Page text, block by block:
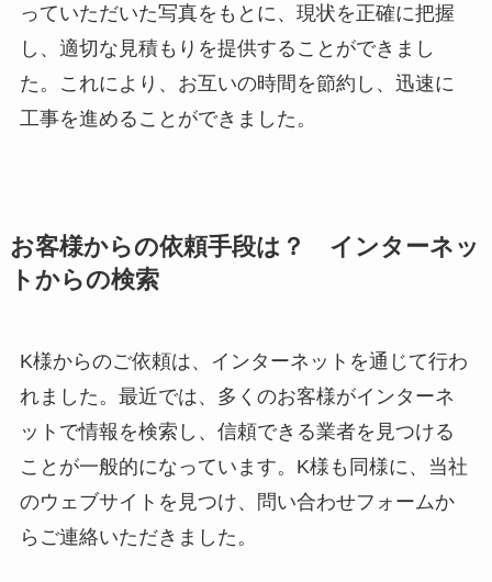
っていただいた写真をもとに、現状を正確に把握
し、適切な見積もりを提供することができまし
た。これにより、お互いの時間を節約し、迅速に
工事を進めることができました。
お客様からの依頼手段は？ インターネッ
トからの検索
K様からのご依頼は、インターネットを通じて行わ
れました。最近では、多くのお客様がインターネ
ットで情報を検索し、信頼できる業者を見つける
ことが一般的になっています。K様も同様に、当社
のウェブサイトを見つけ、問い合わせフォームか
らご連絡いただきました。